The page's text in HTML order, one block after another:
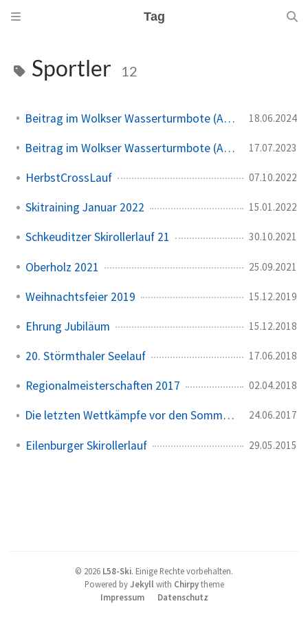
Tag
Sportler 12
Beitrag im Wolkser Wasserturmbote (Ausgabe 2024/07) 18.06.2024
Beitrag im Wolkser Wasserturmbote (Ausgabe 2023/08) 17.07.2023
HerbstCrossLauf 07.10.2022
Skitraining Januar 2022 15.01.2022
Schkeuditzer Skirollerlauf 21 30.10.2021
Oberholz 2021 25.09.2021
Weihnachtsfeier 2019 15.12.2019
Ehrung Jubiläum 15.12.2018
20. Störmthaler Seelauf 17.06.2018
Regionalmeisterschaften 2017 02.04.2018
Die letzten Wettkämpfe vor den Sommerferien 24.06.2017
Eilenburger Skirollerlauf 29.05.2015
© 2026 L58-Ski. Einige Rechte vorbehalten.
Powered byJekyll with Chirpytheme
Impressum
Datenschutz